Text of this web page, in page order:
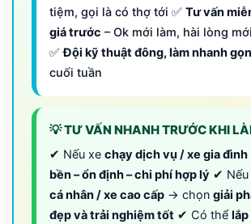
tiệm, gọi là có thợ tới ✅ Tư vấn
giá trước – Ok mới làm, hài lòng
✅Đội kỹ thuật đông, làm nhanh gọn
cuối tuần
💡 TƯ VẤN NHANH TRƯỚC KHI
✔ Nếu xe chạy dịch vụ / xe gia đình
bền – ổn định – chi phí hợp lý ✔ Nếu
cá nhân / xe cao cấp → chọn giải
đẹp và trải nghiệm tốt ✔ Có thể